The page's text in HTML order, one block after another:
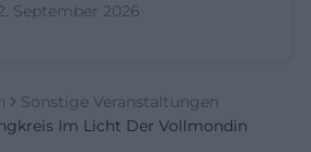
September 2026
Sonstige Veranstaltungen
Im Licht Der Vollmondin